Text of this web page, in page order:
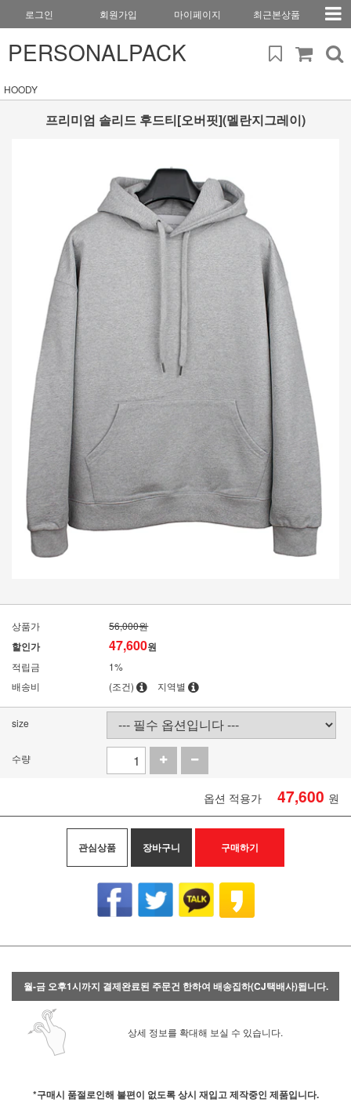
로그인 회원가입 마이페이지 최근본상품
PERSONALPACK
HOODY
프리미엄 솔리드 후드티[오버핏](멜란지그레이)
상품가 56,000원
할인가 47,600원
적립금
1%
배송비
(조건) 지역별
size
수량
옵션 적용가 47,600 원
관심상품 장바구니 구매하기
월-금 오후1시까지 결제완료된 주문건 한하여 배송집하(CJ택배사)됩니다.
상세 정보를 확대해 보실 수 있습니다.
*구매시 품절로인해 불편이 없도록 상시 재입고 제작중인 제품입니다.